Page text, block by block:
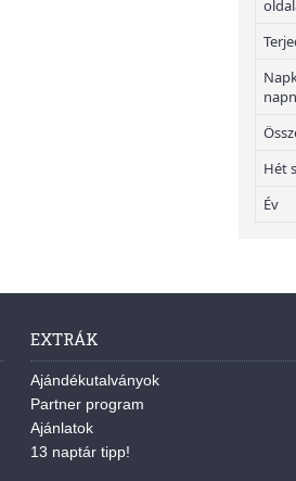
Hét
Év
EXTRÁK
Ajándékutalványok
Partner program
Ajánlatok
13 naptár tipp!